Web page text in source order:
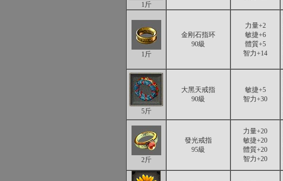
1斤
1斤
金刚石指环
90級
力量+2
敏捷+6
體質+5
智力+14
5斤
大黑天戒指
90級
敏捷+5
智力+30
2斤
發光戒指
95級
力量+20
敏捷+20
體質+20
智力+20